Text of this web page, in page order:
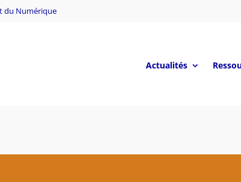
du Numérique
Actualités